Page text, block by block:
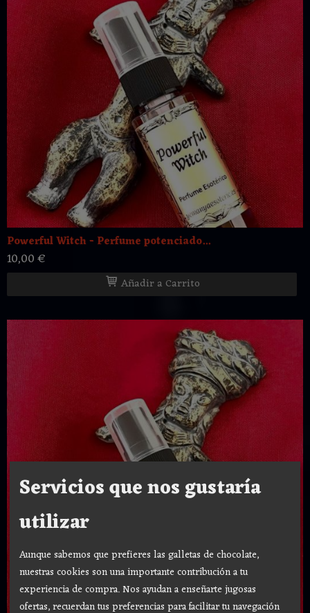
Powerful Witch - Perfume potenciado...
10,00 €
Añadir a Carrito
Servicios que nos gustaría
utilizar
Aunque sabemos que prefieres las galletas de chocolate,
nuestras cookies son una importante contribución a tu
experiencia de compra. Nos ayudan a enseñarte jugosas
ofertas, recuerdan tus preferencias para facilitar tu navegación